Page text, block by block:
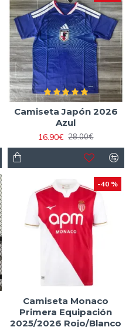
Camiseta Japón 2026
Azul
16.90€ 28.00€
-40 %
Camiseta Monaco
Primera Equipación
2025/2026 Rojo/Blanco